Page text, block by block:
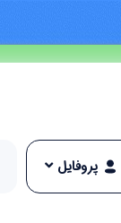
پروفایل